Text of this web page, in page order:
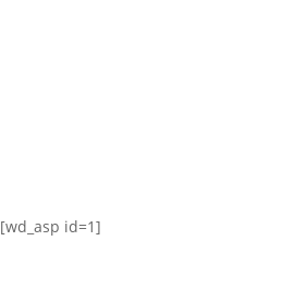
[wd_asp id=1]